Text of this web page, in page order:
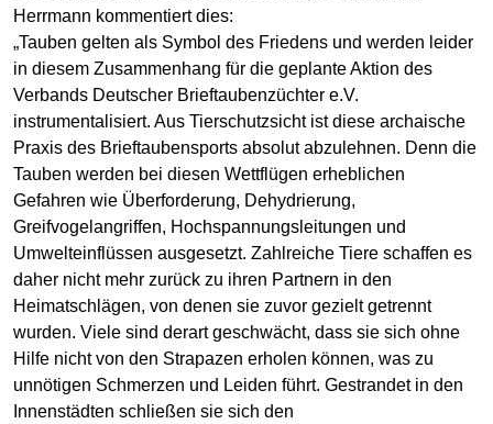
Herrmann kommentiert dies:
„Tauben gelten als Symbol des Friedens und werden leider
in diesem Zusammenhang für die geplante Aktion des
Verbands Deutscher Brieftaubenzüchter e.V.
instrumentalisiert. Aus Tierschutzsicht ist diese archaische
Praxis des Brieftaubensports absolut abzulehnen. Denn die
Tauben werden bei diesen Wettflügen erheblichen
Gefahren wie Überforderung, Dehydrierung,
Greifvogelangriffen, Hochspannungsleitungen und
Umwelteinflüssen ausgesetzt. Zahlreiche Tiere schaffen es
daher nicht mehr zurück zu ihren Partnern in den
Heimatschlägen, von denen sie zuvor gezielt getrennt
wurden. Viele sind derart geschwächt, dass sie sich ohne
Hilfe nicht von den Strapazen erholen können, was zu
unnötigen Schmerzen und Leiden führt. Gestrandet in den
Innenstädten schließen sie sich den